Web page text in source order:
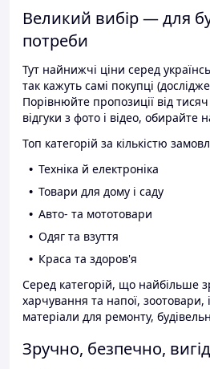
Великий вибір — для
потреби
Тут найнижчі ціни серед
так кажуть самі покупці
Порівнюйте пропозиції від
відгуки з фото і відео, обирайте
Топ категорій за кількістю
Техніка й електроніка
Товари для дому і саду
Авто- та мототовари
Одяг та взуття
Краса та здоров'я
Серед категорій, що найбільше
харчування та напої, зоотовари,
матеріали для ремонту,
Зручно, безпечно,